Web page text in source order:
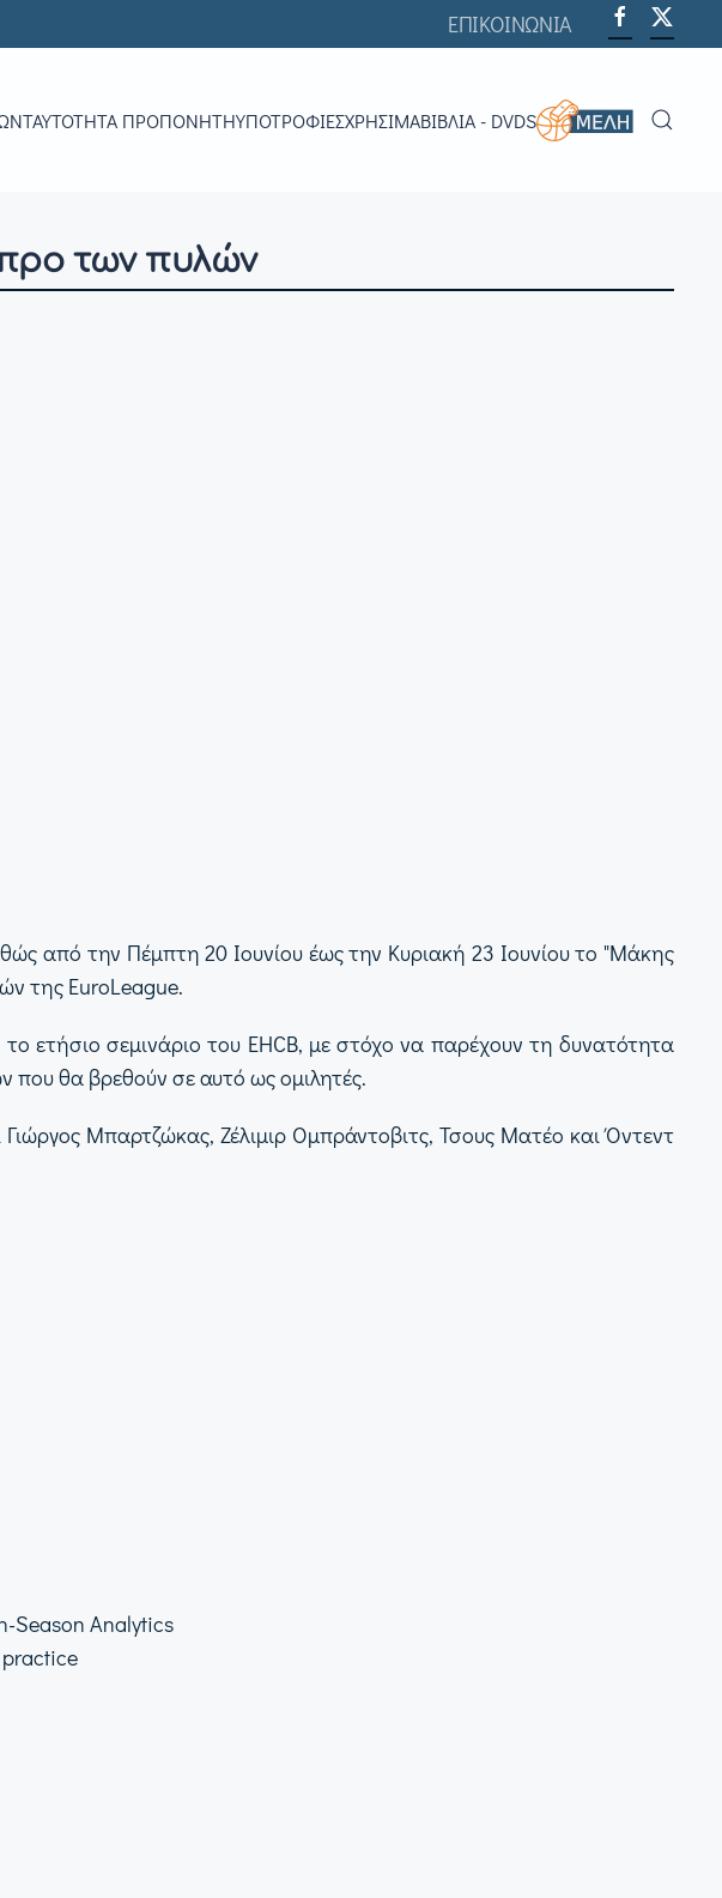
ΕΠΙΚΟΙΝΩΝΙΑ
ΤΑΥΤΌΤΗΤΑ ΠΡΟΠΟΝΗΤΉΥΠΟΤΡΟΦΊΕΣΧΡΗΣΙΜΑΒΙΒΛΊΑ - DVDS
των πυλών
από την Πέμπτη 20 Ιουνίου έως την Κυριακή 23 Ιουνίου το "Μάκης
της EuroLeague.
ετήσιο σεμινάριο του EHCB, με στόχο να παρέχουν τη δυνατότητα
θα βρεθούν σε αυτό ως ομιλητές.
Μπαρτζώκας, Ζέλιμιρ Ομπράντοβιτς, Τσους Ματέο και Όντεντ
Season Analytics